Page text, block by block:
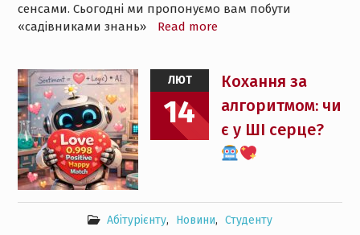
сенсами. Сьогодні ми пропонуємо вам побути
«садівниками знань»
Read more
ЛЮТ
14
Кохання за
алгоритмом: чи
є у ШІ серце?
Абітурієнту, Новини, Студенту